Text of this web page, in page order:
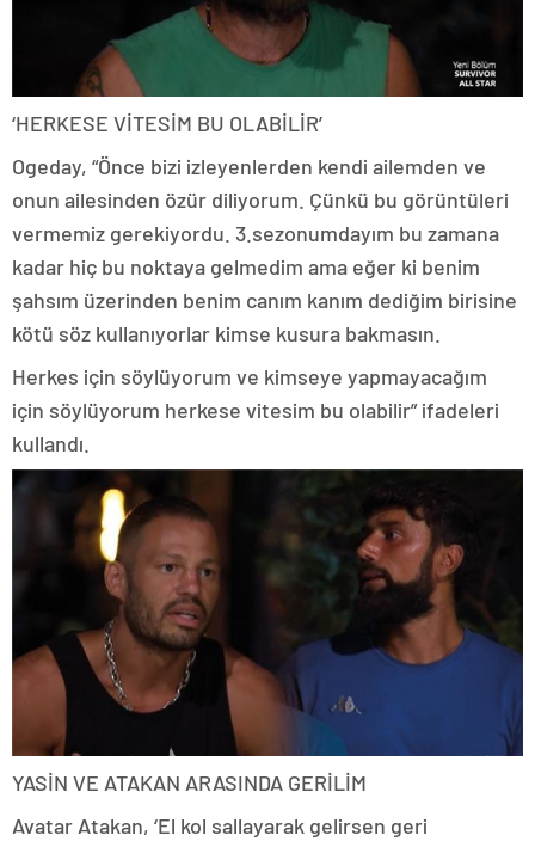
‘HERKESE VİTESİM BU OLABİLİR’
Ogeday, “Önce bizi izleyenlerden kendi ailemden ve
onun ailesinden özür diliyorum. Çünkü bu görüntüleri
vermemiz gerekiyordu. 3.sezonumdayım bu zamana
kadar hiç bu noktaya gelmedim ama eğer ki benim
şahsım üzerinden benim canım kanım dediğim birisine
kötü söz kullanıyorlar kimse kusura bakmasın.
Herkes için söylüyorum ve kimseye yapmayacağım
için söylüyorum herkese vitesim bu olabilir” ifadeleri
kullandı.
YASİN VE ATAKAN ARASINDA GERİLİM
Avatar Atakan, ‘El kol sallayarak gelirsen geri